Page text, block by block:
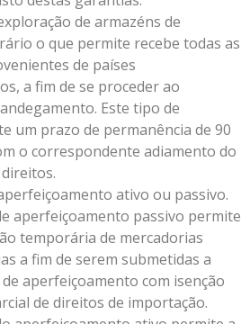
de armazéns de
o que permite recebe todas as
de países
a fim de se proceder ao
Este tipo de
um prazo de permanência de 90
o correspondente adiamento do
ativo ou passivo.
aperfeiçoamento passivo permite
temporária de mercadorias
a fim de serem submetidas a
aperfeiçoamento com isenção
de direitos de importação.